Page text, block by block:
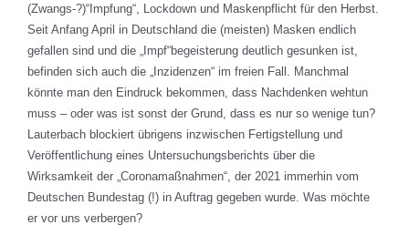
(Zwangs-?)“Impfung“, Lockdown und Maskenpflicht für den Herbst.
Seit Anfang April in Deutschland die (meisten) Masken endlich
gefallen sind und die „Impf“begeisterung deutlich gesunken ist,
befinden sich auch die „Inzidenzen“ im freien Fall. Manchmal
könnte man den Eindruck bekommen, dass Nachdenken wehtun
muss – oder was ist sonst der Grund, dass es nur so wenige tun?
Lauterbach blockiert übrigens inzwischen Fertigstellung und
Veröffentlichung eines Untersuchungsberichts über die
Wirksamkeit der „Coronamaßnahmen“, der 2021 immerhin vom
Deutschen Bundestag (!) in Auftrag gegeben wurde. Was möchte
er vor uns verbergen?